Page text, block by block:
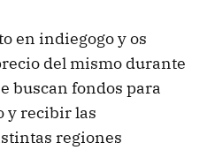
en indiegogo y os
del mismo durante
buscan fondos para
y recibir las
regiones